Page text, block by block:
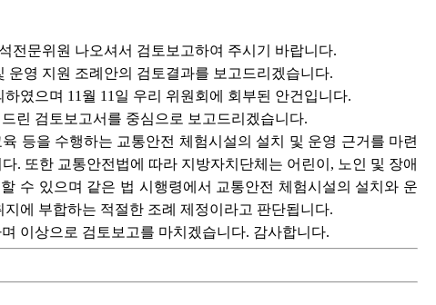
전문위원 나오셔서 검토보고하여 주시기 바랍니다.
영 지원 조례안의 검토결과를 보고드리겠습니다.
였으며 11월 11일 우리 위원회에 회부된 안건입니다.
린 검토보고서를 중심으로 보고드리겠습니다.
등을 수행하는 교통안전 체험시설의 설치 및 운영 근거를 마련
. 또한 교통안전법에 따라 지방자치단체는 어린이, 노인 및 장애
수 있으며 같은 법 시행령에서 교통안전 체험시설의 설치와 운
에 부합하는 적절한 조례 제정이라고 판단됩니다.
이상으로 검토보고를 마치겠습니다. 감사합니다.